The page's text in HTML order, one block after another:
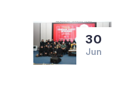
30
Jun